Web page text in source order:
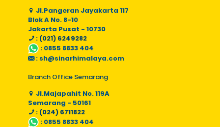
Jl.Pangeran Jayakarta 117
Blok A No. 8-10
Jakarta Pusat - 10730
: (021) 6249282
: 0855 8833 404
: sh@sinarhimalaya.com
Branch Office Semarang
Jl.Majapahit No. 119A
Semarang - 50161
: (024) 6711822
: 0855 8833 404